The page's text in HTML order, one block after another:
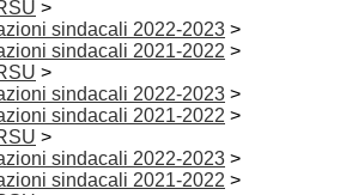
>
sindacali 2022-2023 >
sindacali 2021-2022 >
>
sindacali 2022-2023 >
sindacali 2021-2022 >
>
sindacali 2022-2023 >
sindacali 2021-2022 >